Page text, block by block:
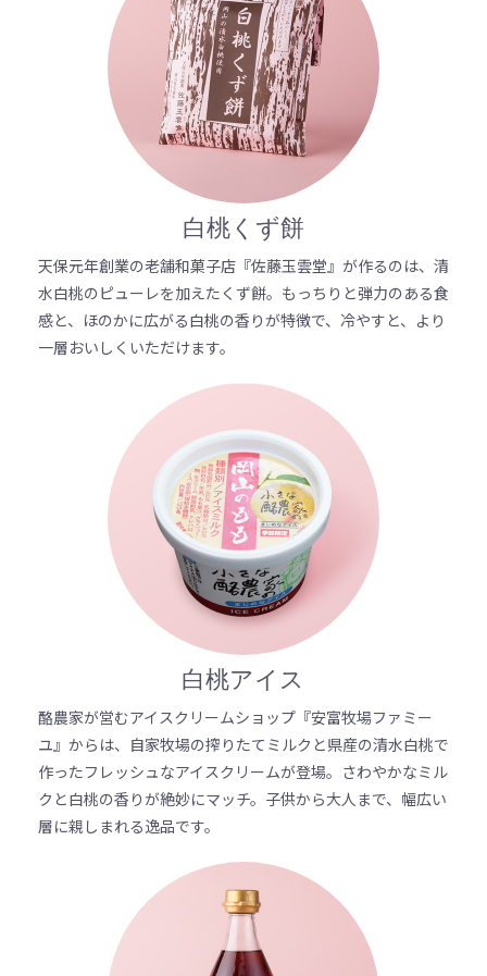
白桃くず餅
天保元年創業の老舗和菓子店『佐藤玉雲堂』が作るのは、清
水白桃のピューレを加えたくず餅。もっちりと弾力のある食
感と、ほのかに広がる白桃の香りが特徴で、冷やすと、より
一層おいしくいただけます。
白桃アイス
酪農家が営むアイスクリームショップ『安富牧場ファミー
ユ』からは、自家牧場の搾りたてミルクと県産の清水白桃で
作ったフレッシュなアイスクリームが登場。さわやかなミル
クと白桃の香りが絶妙にマッチ。子供から大人まで、幅広い
層に親しまれる逸品です。